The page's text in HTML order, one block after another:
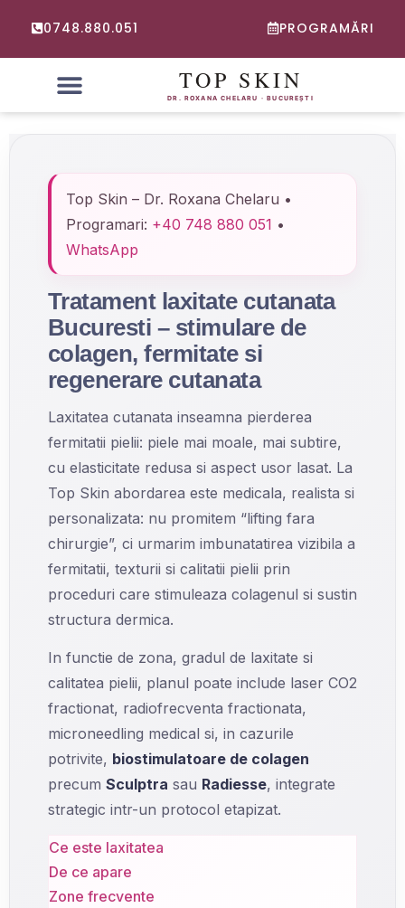
0748.880.051 PROGRAMĂRI
Top Skin – Dr. Roxana Chelaru •
Programari: +40 748 880 051 •
WhatsApp
Tratament laxitate cutanata
Bucuresti – stimulare de
colagen, fermitate si
regenerare cutanata
Laxitatea cutanata inseamna pierderea
fermitatii pielii: piele mai moale, mai subtire,
cu elasticitate redusa si aspect usor lasat. La
Top Skin abordarea este medicala, realista si
personalizata: nu promitem “lifting fara
chirurgie”, ci urmarim imbunatatirea vizibila a
fermitatii, texturii si calitatii pielii prin
proceduri care stimuleaza colagenul si sustin
structura dermica.
In functie de zona, gradul de laxitate si
calitatea pielii, planul poate include laser CO2
fractionat, radiofrecventa fractionata,
microneedling medical si, in cazurile
potrivite, biostimulatoare de colagen
precum Sculptra sau Radiesse, integrate
strategic intr-un protocol etapizat.
Ce este laxitatea
De ce apare
Zone frecvente